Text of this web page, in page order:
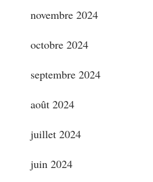
novembre 2024
octobre 2024
septembre 2024
août 2024
juillet 2024
juin 2024